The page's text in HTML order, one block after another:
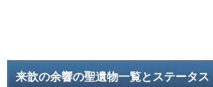
来歆の余響の聖遺物一覧とステータス